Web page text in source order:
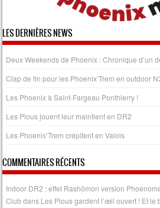
LES DERNIÈRES NEWS
Deux Weekends de Phoenix : Chronique d’un
Clap de fin pour les Phoenix’Trem en outdoor
Les Phoenix à Saint-Fargeau Ponthierry !
Les Pious jouent leur maintient en DR2
Les Phoenix’Trem crépitent en Valois
COMMENTAIRES RÉCENTS
Indoor DR2 : effet Rashōmon version
Clubdans Les Pious gardent l’œil ouvert ! Et le